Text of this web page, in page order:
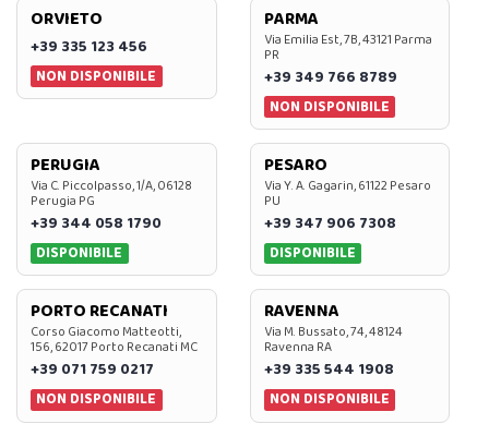
ORVIETO
+39 335 123 456
NON DISPONIBILE
PARMA
Via Emilia Est, 7B, 43121 Parma
PR
+39 349 766 8789
NON DISPONIBILE
PERUGIA
Via C. Piccolpasso, 1/A, 06128
Perugia PG
+39 344 058 1790
DISPONIBILE
PESARO
Via Y. A. Gagarin, 61122 Pesaro
PU
+39 347 906 7308
DISPONIBILE
PORTO RECANATI
Corso Giacomo Matteotti,
156, 62017 Porto Recanati MC
+39 071 759 0217
NON DISPONIBILE
RAVENNA
Via M. Bussato, 74, 48124
Ravenna RA
+39 335 544 1908
NON DISPONIBILE